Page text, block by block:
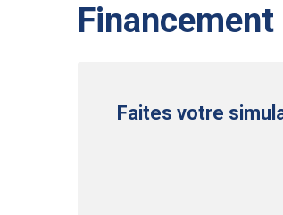
Financement
Faites votre